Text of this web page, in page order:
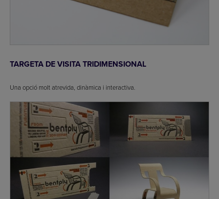
TARGETA DE VISITA TRIDIMENSIONAL
Una opció molt atrevida, dinàmica i interactiva.